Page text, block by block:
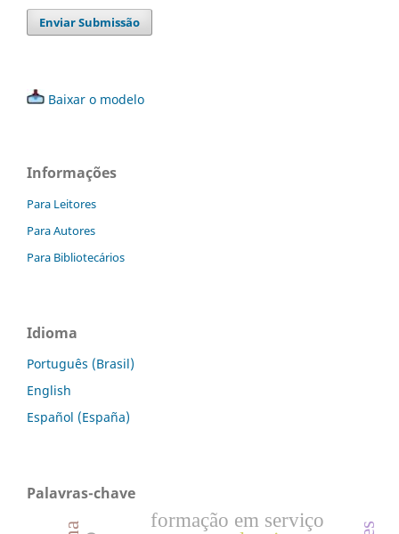
Enviar Submissão
Baixar o modelo
Informações
Para Leitores
Para Autores
Para Bibliotecários
Idioma
Português (Brasil)
English
Español (España)
Palavras-chave
formação em serviço